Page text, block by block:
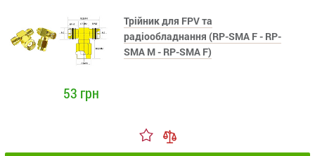
Трійник для FPV та
радіообладнання (RP-SMA F - RP-
SMA M - RP-SMA F)
53 грн